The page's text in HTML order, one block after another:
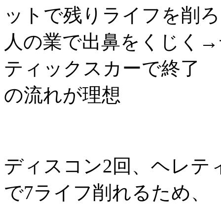
ットで残りライフを削
人の業で出鼻をくじく
ティックスカーで終了
の流れが理想
ディスコン2回、ヘレテ
で7ライフ削れるため、